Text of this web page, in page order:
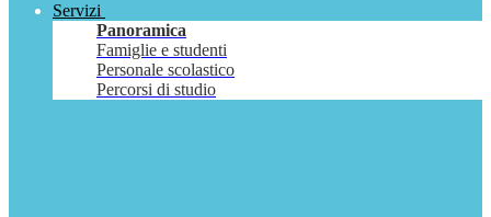
Servizi
Panoramica
Famiglie e studenti
Personale scolastico
Percorsi di studio